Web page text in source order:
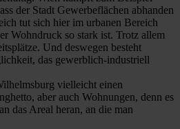
der Stadt Gewerbeflächen abhanden
tut sich hier im urbanen Bereich
Wohndruck so stark ist. Trotz allem
Und deswegen besteht
das gewerblich-industriell
vielleicht einen
aber auch Wohnungen, denn es
das Areal heran, an die man